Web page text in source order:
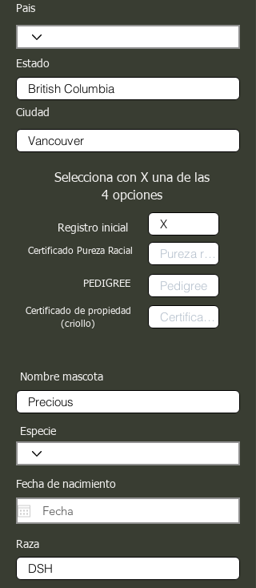
Pais
Estado
Ciudad
Registro inicial
Certificado Pureza Racial
PEDIGREE
Selecciona con X una de las
4 opciones
Certificado de propiedad
(criollo)
Nombre mascota
Especie
Fecha de nacimiento
Raza